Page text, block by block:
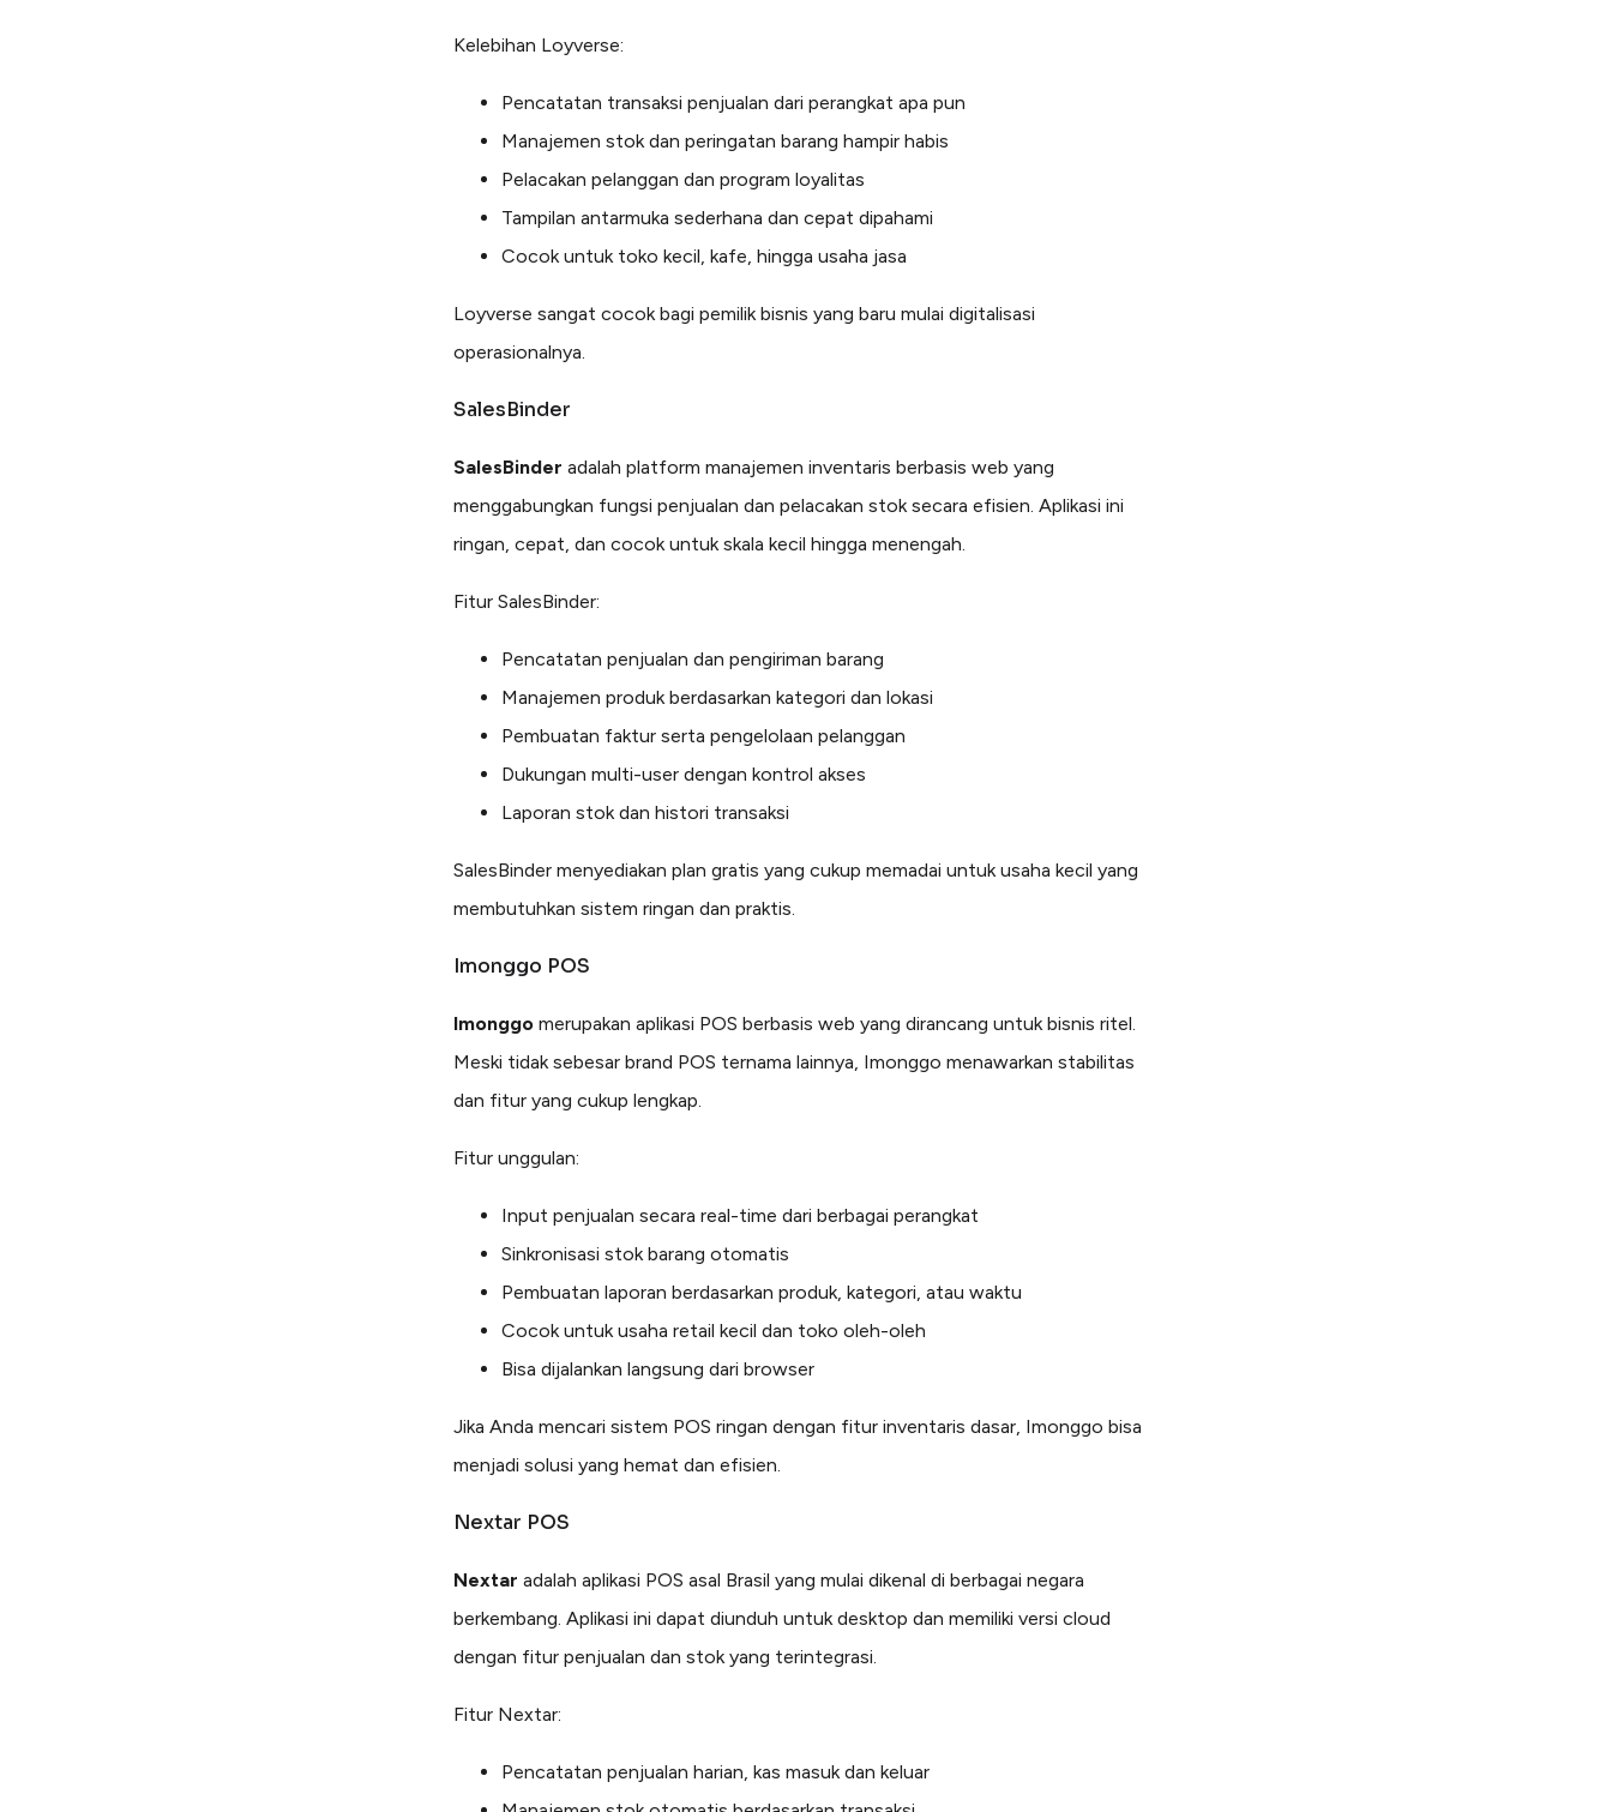
Kelebihan Loyverse:
Pencatatan transaksi penjualan dari perangkat apa pun
Manajemen stok dan peringatan barang hampir habis
Pelacakan pelanggan dan program loyalitas
Tampilan antarmuka sederhana dan cepat dipahami
Cocok untuk toko kecil, kafe, hingga usaha jasa
Loyverse sangat cocok bagi pemilik bisnis yang baru mulai digitalisasi
operasionalnya.
SalesBinder
SalesBinder adalah platform manajemen inventaris berbasis web yang
menggabungkan fungsi penjualan dan pelacakan stok secara efisien. Aplikasi ini
ringan, cepat, dan cocok untuk skala kecil hingga menengah.
Fitur SalesBinder:
Pencatatan penjualan dan pengiriman barang
Manajemen produk berdasarkan kategori dan lokasi
Pembuatan faktur serta pengelolaan pelanggan
Dukungan multi-user dengan kontrol akses
Laporan stok dan histori transaksi
SalesBinder menyediakan plan gratis yang cukup memadai untuk usaha kecil yang
membutuhkan sistem ringan dan praktis.
Imonggo POS
Imonggo merupakan aplikasi POS berbasis web yang dirancang untuk bisnis ritel.
Meski tidak sebesar brand POS ternama lainnya, Imonggo menawarkan stabilitas
dan fitur yang cukup lengkap.
Fitur unggulan:
Input penjualan secara real-time dari berbagai perangkat
Sinkronisasi stok barang otomatis
Pembuatan laporan berdasarkan produk, kategori, atau waktu
Cocok untuk usaha retail kecil dan toko oleh-oleh
Bisa dijalankan langsung dari browser
Jika Anda mencari sistem POS ringan dengan fitur inventaris dasar, Imonggo bisa
menjadi solusi yang hemat dan efisien.
Nextar POS
Nextar adalah aplikasi POS asal Brasil yang mulai dikenal di berbagai negara
berkembang. Aplikasi ini dapat diunduh untuk desktop dan memiliki versi cloud
dengan fitur penjualan dan stok yang terintegrasi.
Fitur Nextar:
Pencatatan penjualan harian, kas masuk dan keluar